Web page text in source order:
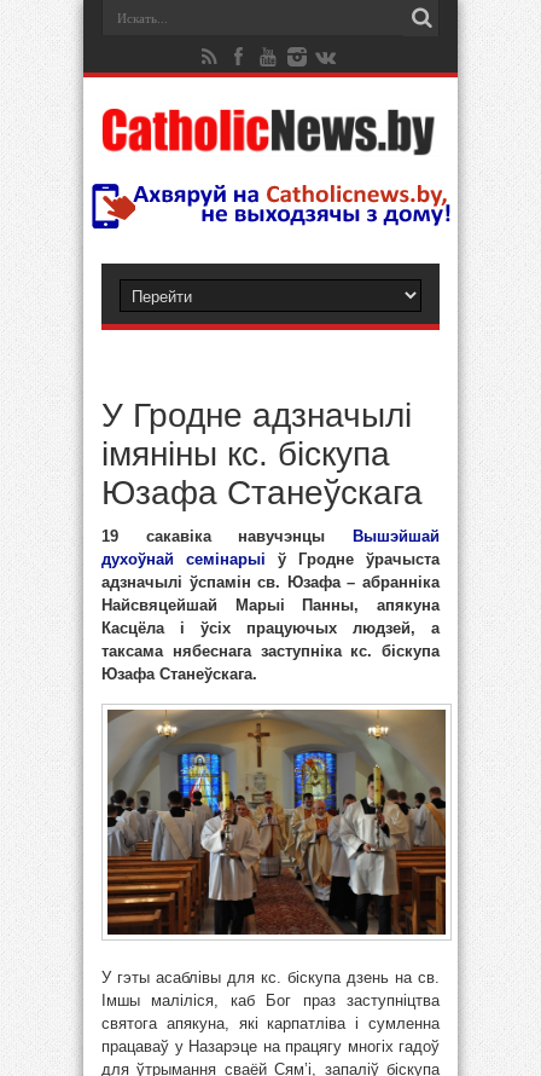
У Гродне адзначылі
імяніны кс. біскупа
Юзафа Станеўскага
19 сакавіка навучэнцы
Вышэйшай
духоўнай семінарыі ў Гродне ўрачыста
адзначылі ўспамін св. Юзафа – абранніка
Найсвяцейшай Марыі Панны, апякуна
Касцёла і ўсіх працуючых людзей, а
таксама нябеснага заступніка кс. біскупа
Юзафа Станеўскага.
У гэты асаблівы для кс. біскупа дзень на св.
Імшы маліліся, каб Бог праз заступніцтва
святога апякуна, які карпатліва і сумленна
працаваў у Назарэце на працягу многіх гадоў
для ўтрымання сваёй Сям’і, запаліў біскупа